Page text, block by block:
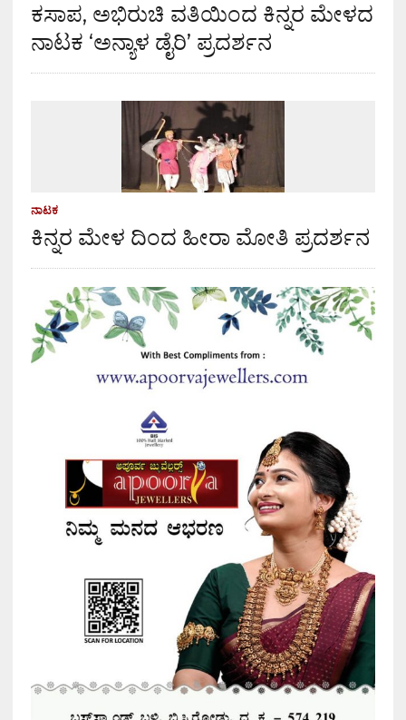
ಕಸಾಪ, ಅಭಿರುಚಿ ವತಿಯಿಂದ ಕಿನ್ನರ ಮೇಳದ
ನಾಟಕ ‘ಅನ್ಯಾಳ ಡೈರಿ’ ಪ್ರದರ್ಶನ
ನಾಟಕ
ಕಿನ್ನರ ಮೇಳ ದಿಂದ ಹೀರಾ ಮೋತಿ ಪ್ರದರ್ಶನ